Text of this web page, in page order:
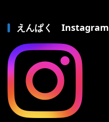
えんぱく Instagram